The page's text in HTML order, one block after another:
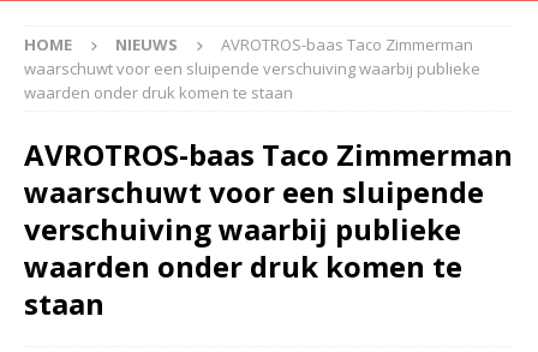
HOME NIEUWS
AVROTROS-baas Taco Zimmerman
waarschuwt voor een sluipende verschuiving waarbij publieke
waarden onder druk komen te staan
AVROTROS-baas Taco Zimmerman
waarschuwt voor een sluipende
verschuiving waarbij publieke
waarden onder druk komen te
staan